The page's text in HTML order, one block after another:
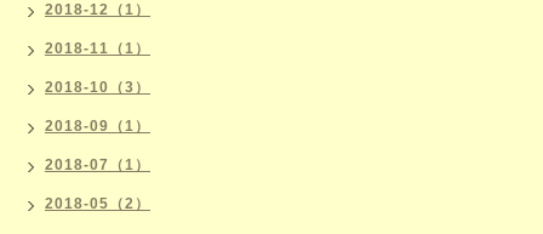
2018-12（1）
2018-11（1）
2018-10（3）
2018-09（1）
2018-07（1）
2018-05（2）